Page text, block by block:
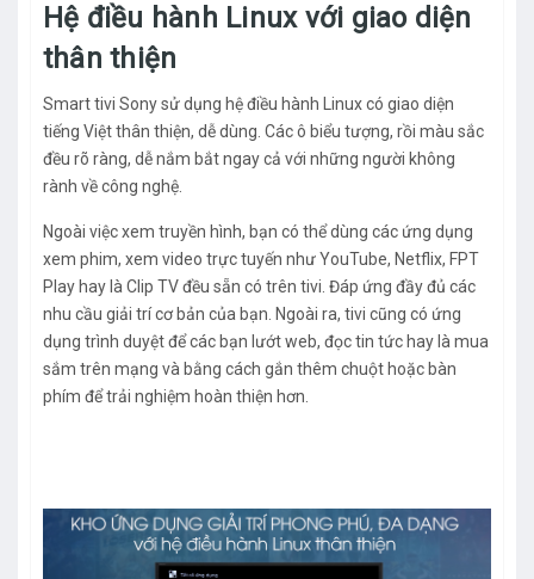
Hệ điều hành Linux với giao diện
thân thiện
Smart tivi Sony sử dụng hệ điều hành Linux có giao diện
tiếng Việt thân thiện, dễ dùng. Các ô biểu tượng, rồi màu sắc
đều rõ ràng, dễ nắm bắt ngay cả với những người không
rành về công nghệ.
Ngoài việc xem truyền hình, bạn có thể dùng các ứng dụng
xem phim, xem video trực tuyến như YouTube, Netflix, FPT
Play hay là Clip TV đều sẵn có trên tivi. Đáp ứng đầy đủ các
nhu cầu giải trí cơ bản của bạn. Ngoài ra, tivi cũng có ứng
dụng trình duyệt để các bạn lướt web, đọc tin tức hay là mua
sắm trên mạng và bằng cách gắn thêm chuột hoặc bàn
phím để trải nghiệm hoàn thiện hơn.